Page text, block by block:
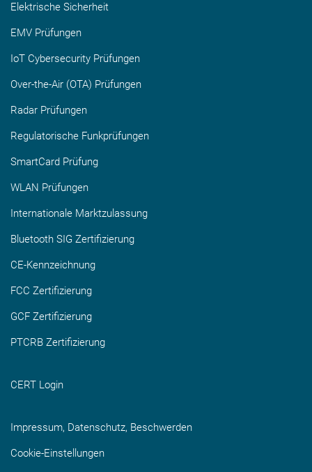
Elektrische Sicherheit
EMV Prüfungen
IoT Cybersecurity Prüfungen
Over-the-Air (OTA) Prüfungen
Radar Prüfungen
Regulatorische Funkprüfungen
SmartCard Prüfung
WLAN Prüfungen
Internationale Marktzulassung
Bluetooth SIG Zertifizierung
CE-Kennzeichnung
FCC Zertifizierung
GCF Zertifizierung
PTCRB Zertifizierung
CERT Login
Impressum, Datenschutz, Beschwerden
Cookie-Einstellungen